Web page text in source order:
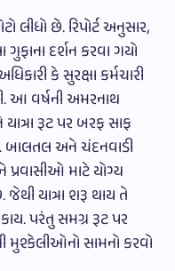
લીધો છે. રિપોર્ટ અનુસાર,
દર્શન કરવા ગયો
કે સુરક્ષા કર્મચારી
આ વર્ષની અમરનાથ
રૂટ પર બરફ સાફ
બાલતલ અને ચંદનવાડી
માટે યોગ્ય
યાત્રા શરૂ થાય તે
પરંતુ સમગ્ર રૂટ પર
મુશ્કેલીઓનો સામનો કરવો